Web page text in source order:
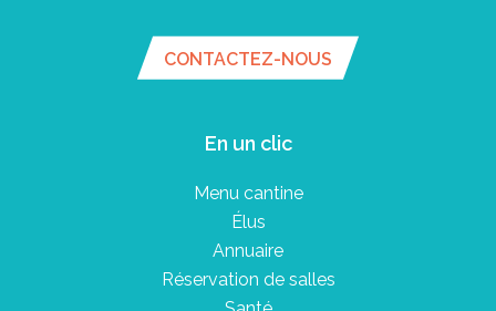
CONTACTEZ-NOUS
En un clic
Menu cantine
Élus
Annuaire
Réservation de salles